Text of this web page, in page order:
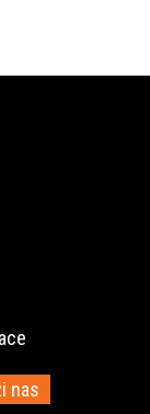
nas